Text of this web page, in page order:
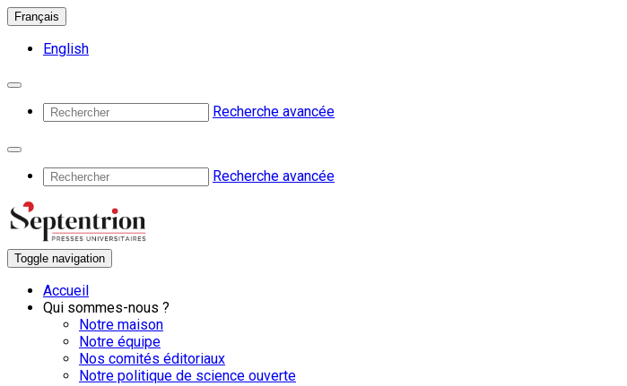
Français
English
Recherche avancée
Recherche avancée
Toggle navigation
Accueil
Qui sommes-nous ?
Notre maison
Notre équipe
Nos comités éditoriaux
Notre politique de science ouverte